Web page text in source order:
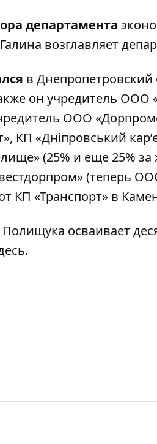
департамента
возглавляет
в
он учредитель ООО
ООО
КП «Дніпровський
(25% и еще 25%
(теперь
КП «Транспорт» в
осваивает